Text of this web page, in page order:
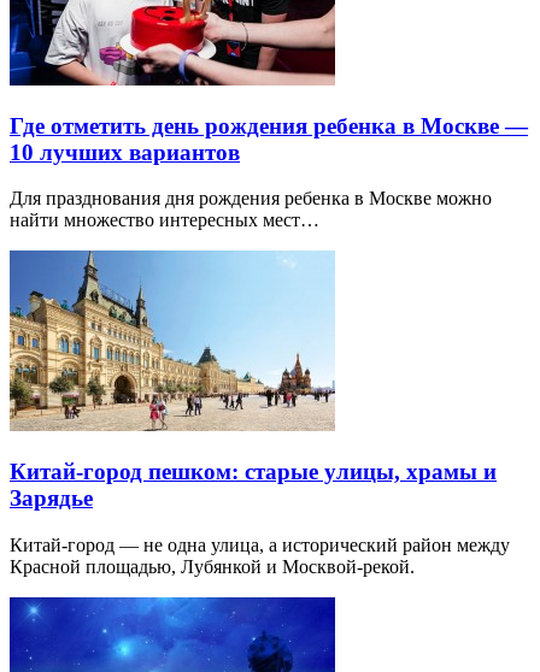
Где отметить день рождения ребенка в Москве —
10 лучших вариантов
Для празднования дня рождения ребенка в Москве можно
найти множество интересных мест…
Китай-город пешком: старые улицы, храмы и
Зарядье
Китай-город — не одна улица, а исторический район между
Красной площадью, Лубянкой и Москвой-рекой.